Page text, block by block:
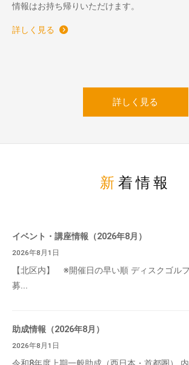
情報はお持ち帰りいただけます。
詳しく見る
詳しく見る
新着情報
イベント・講座情報（2026年8月）
2026年8月1日
【北区内】 ※開催日の早い順 ディスクゴル
募...
助成情報（2026年8月）
2026年8月1日
令和8年度上期一般助成（西日本・首都圏）